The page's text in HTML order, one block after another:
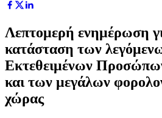
Λεπτομερή ενημέρωση
κατάσταση των
Εκτεθειμένων
και των μεγάλων
χώρας